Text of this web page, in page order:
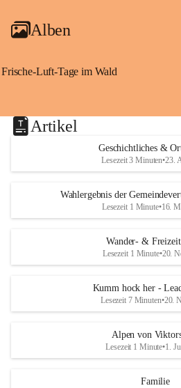
Alben
Frische-Luft-Tage im Wald
Artikel
Geschichtliches &
Lesezeit 3 Minuten•23.
Wahlergebnis der
Lesezeit 1 Minute•16.
Wander- &
Lesezeit 1 Minute•20.
Kumm hock her -
Lesezeit 7 Minuten•20.
Alpen von
Lesezeit 1 Minute•1.
Familie